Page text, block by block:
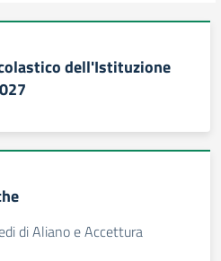
dell'Istituzione
di Aliano e Accettura